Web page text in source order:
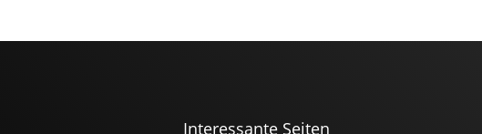
Interessante Seiten